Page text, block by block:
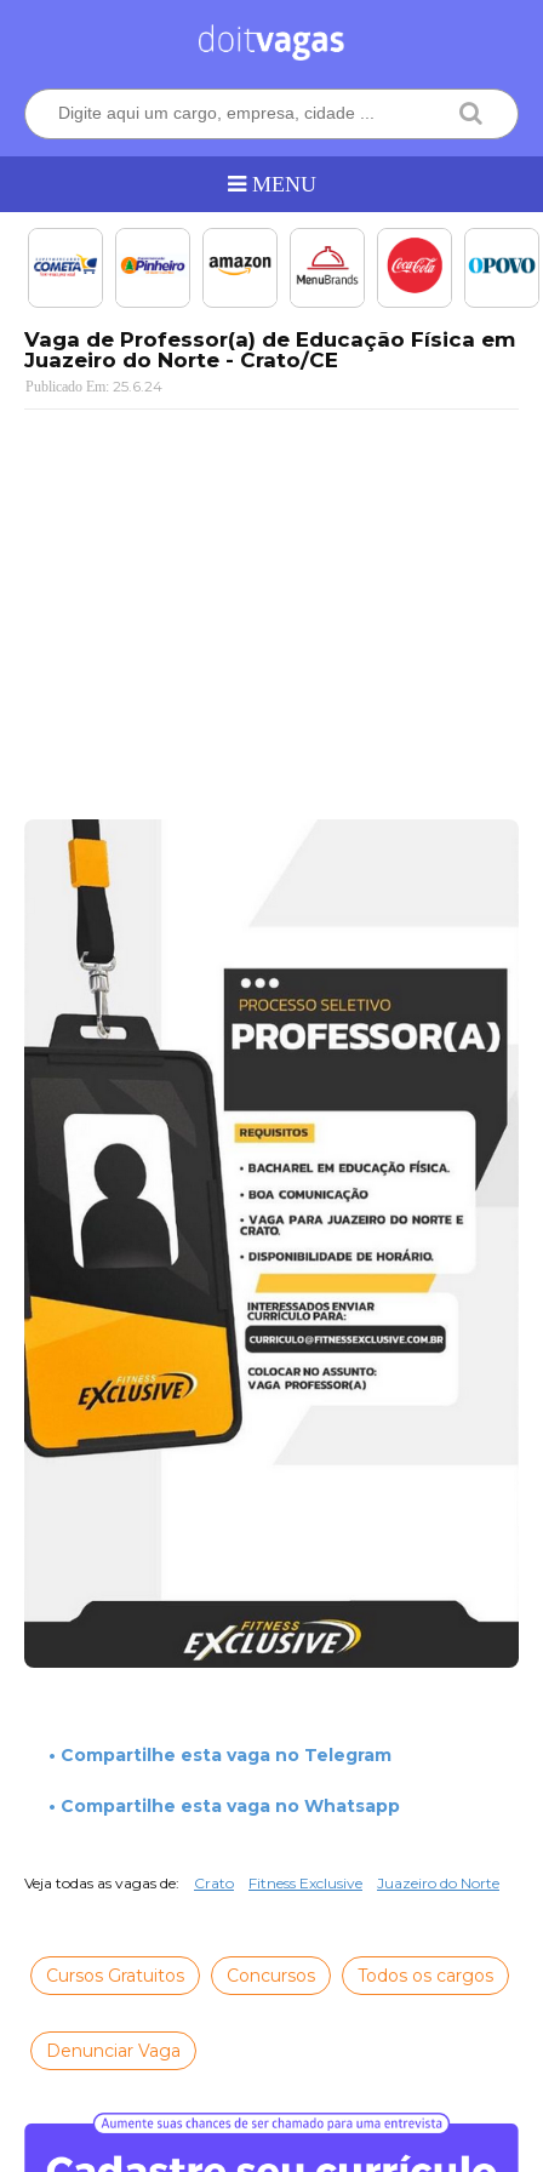
Vaga de Professor(a) de Educação Física em
Juazeiro do Norte - Crato/CE
25.6.24
• Compartilhe esta vaga no Telegram
• Compartilhe esta vaga no Whatsapp
Veja todas as vagas de: Crato Fitness Exclusive Juazeiro do Norte
Cursos Gratuitos Concursos Todos os cargos
Denunciar Vaga